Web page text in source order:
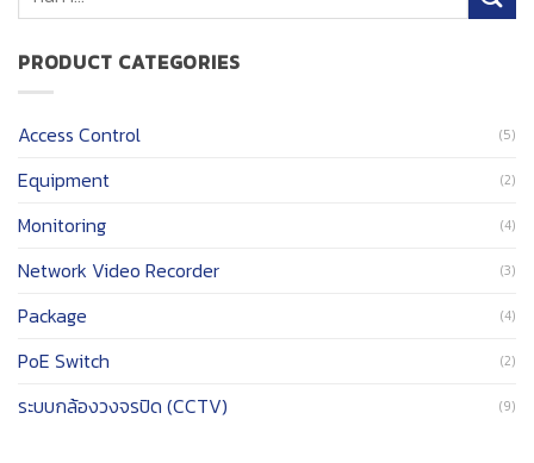
PRODUCT CATEGORIES
Access Control (5)
Equipment (2)
Monitoring (4)
Network Video Recorder (3)
Package (4)
PoE Switch (2)
ระบบกล้องวงจรปิด (CCTV) (9)